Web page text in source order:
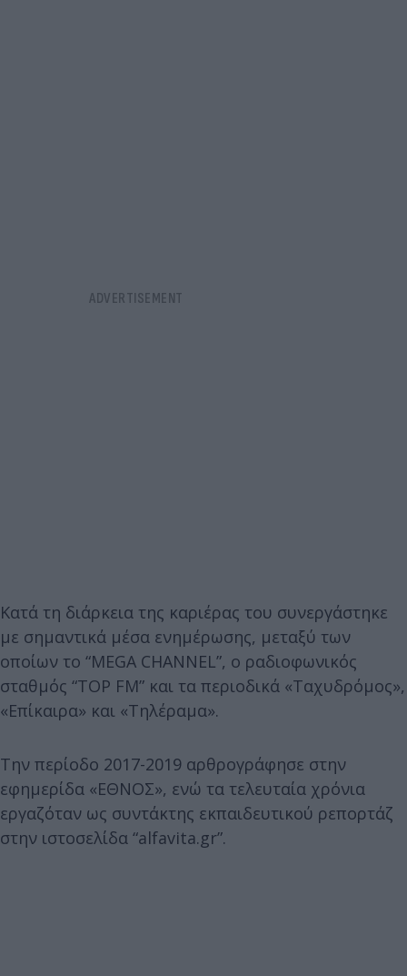
Κατά τη διάρκεια της καριέρας του συνεργάστηκε
με σημαντικά μέσα ενημέρωσης, μεταξύ των
οποίων το “MEGA CHANNEL”, ο ραδιοφωνικός
σταθμός “TOP FM” και τα περιοδικά «Ταχυδρόμος»,
«Επίκαιρα» και «Τηλέραμα».
Την περίοδο 2017-2019 αρθρογράφησε στην
εφημερίδα «ΕΘΝΟΣ», ενώ τα τελευταία χρόνια
εργαζόταν ως συντάκτης εκπαιδευτικού ρεπορτάζ
στην ιστοσελίδα “alfavita.gr”.